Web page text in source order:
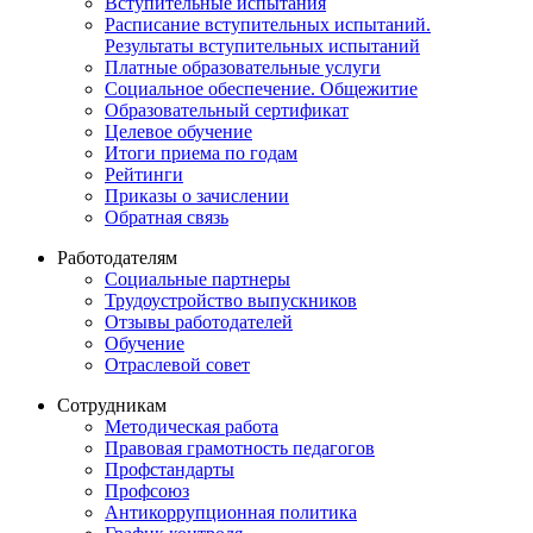
Расписание вступительных испытаний.
Результаты вступительных испытаний
Платные образовательные услуги
Социальное обеспечение. Общежитие
Образовательный сертификат
Целевое обучение
Итоги приема по годам
Рейтинги
Приказы о зачислении
Обратная связь
Работодателям
Социальные партнеры
Трудоустройство выпускников
Отзывы работодателей
Обучение
Отраслевой совет
Сотрудникам
Методическая работа
Правовая грамотность педагогов
Профстандарты
Профсоюз
Антикоррупционная политика